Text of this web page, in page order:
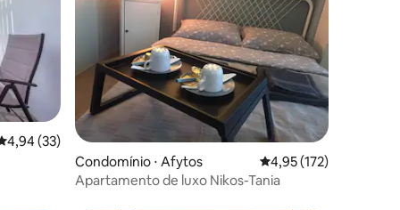
de uma avaliação média de 5, 33 avaliações
4,94 (33)
Condomínio ⋅ Afytos 4,95 de uma avaliação
4,95 (172)
Apartamento de luxo Nikos-Tania